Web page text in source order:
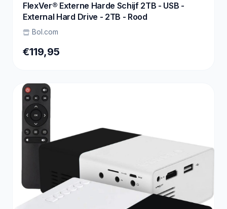
FlexVer® Externe Harde Schijf 2TB - USB -
External Hard Drive - 2TB - Rood
Bol.com
€119,95